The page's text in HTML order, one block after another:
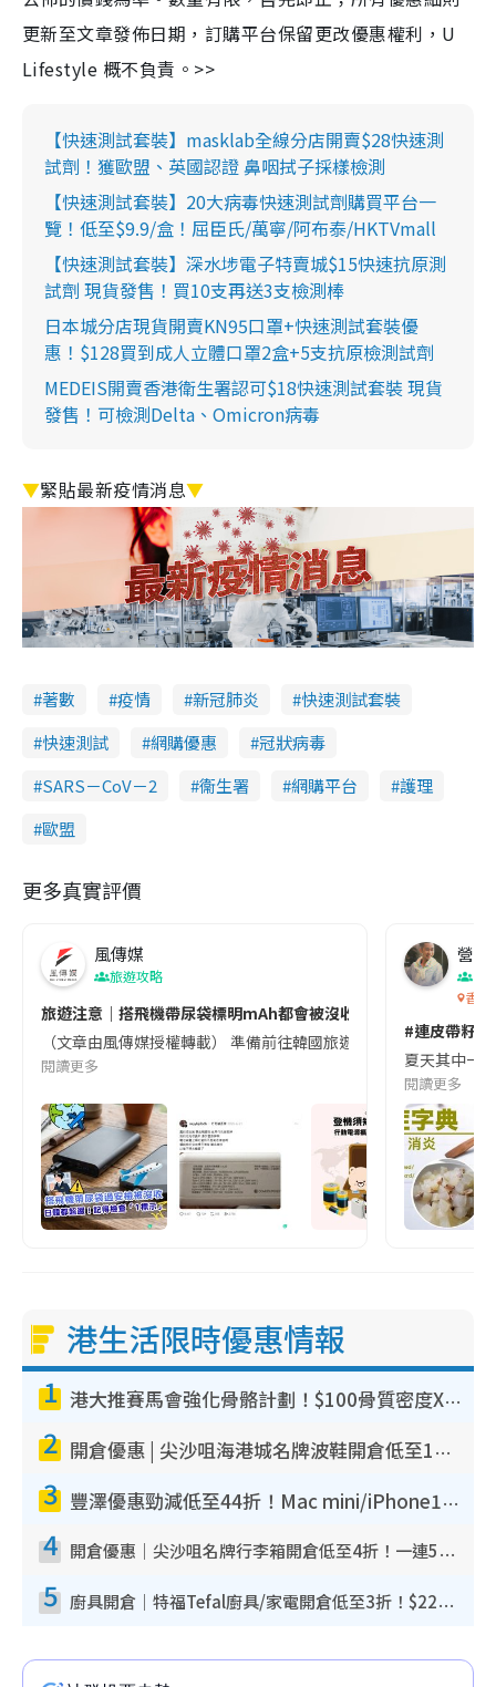
更新至文章發佈日期，訂購平台保留更改優惠權利，U
Lifestyle 概不負責。>>
【快速測試套裝】masklab全線分店開賣$28快速測
試劑！獲歐盟、英國認證 鼻咽拭子採樣檢測
【快速測試套裝】20大病毒快速測試劑購買平台一
覽！低至$9.9/盒！屈臣氏/萬寧/阿布泰/HKTVmall
【快速測試套裝】深水埗電子特賣城$15快速抗原測
試劑 現貨發售！買10支再送3支檢測棒
日本城分店現貨開賣KN95口罩+快速測試套裝優
惠！$128買到成人立體口罩2盒+5支抗原檢測試劑
MEDEIS開賣香港衛生署認可$18快速測試套裝 現貨
發售！可檢測Delta、Omicron病毒
▼緊貼最新疫情消息▼
著數 疫情 新冠肺炎
快速測試套裝
快速測試
網購優惠
冠狀病毒
SARS－CoV－2
衞生署 網購平台
護理
歐盟
更多真實評價
風傳媒
旅遊攻略
旅遊注意｜搭飛機帶尿袋標明mAh都會被沒收😱出發前切記檢查
（文章由風傳媒授權轉載） 準備前往韓國旅遊的民眾，近期要
閱讀更多
營養
香港
#連皮帶籽
夏天其中一
閱讀更多
港生活限時優惠情報
1 港大推賽馬會強化骨骼計劃！$100骨質密度X光檢查 完成免費運動訓練送超市禮券！附參加資格
2 開倉優惠 | 尖沙咀海港城名牌波鞋開倉低至1折！On鞋$899起／Joy&Peace鞋履$98起
3 豐澤優惠勁減低至44折！Mac mini/iPhone17Pro大減價！廚房家電$220起
4 開倉優惠｜尖沙咀名牌行李箱開倉低至4折！一連5日 American Tourister/ace./Hallmark $200起！
5 廚具開倉｜特福Tefal廚具/家電開倉低至3折！$220起買平底鍋/炒鑊/湯煲！電飯煲/吸塵機/燙斗$418起